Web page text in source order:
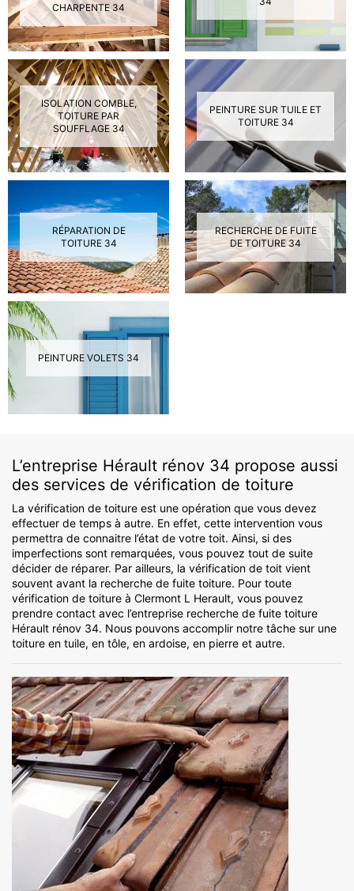
CHARPENTE 34
ISOLATION COMBLE,
TOITURE PAR
SOUFFLAGE 34
PEINTURE SUR TUILE ET
TOITURE 34
RÉPARATION DE
TOITURE 34
RECHERCHE DE FUITE
DE TOITURE 34
PEINTURE VOLETS 34
L’entreprise Hérault rénov 34 propose aussi
des services de vérification de toiture
La vérification de toiture est une opération que vous devez
effectuer de temps à autre. En effet, cette intervention vous
permettra de connaitre l’état de votre toit. Ainsi, si des
imperfections sont remarquées, vous pouvez tout de suite
décider de réparer. Par ailleurs, la vérification de toit vient
souvent avant la recherche de fuite toiture. Pour toute
vérification de toiture à Clermont L Herault, vous pouvez
prendre contact avec l’entreprise recherche de fuite toiture
Hérault rénov 34. Nous pouvons accomplir notre tâche sur une
toiture en tuile, en tôle, en ardoise, en pierre et autre.